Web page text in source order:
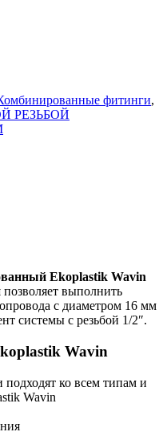
фитинги,
РЕЗЬБОЙ
Ekoplastik Wavin
позволяет выполнить
с диаметром 16 мм
системы с резьбой 1/2″.
Wavin
ко всем типам и
Wavin